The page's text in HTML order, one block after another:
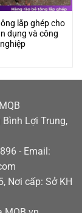
lắp ghép cho
dụng và công
nghiệp
Lợi Trung,
- Email:
Nơi cấp: Sở KH